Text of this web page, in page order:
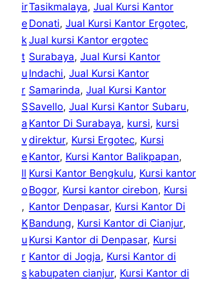
ir
e
k
t
u
r
S
a
v
e
ll
o
K
u
r
s
Tasikmalaya, Jual Kursi Kantor
Donati, Jual Kursi Kantor Ergotec
Jual kursi Kantor ergotec
Surabaya, Jual Kursi Kantor
Indachi, Jual Kursi Kantor
Samarinda, Jual Kursi Kantor
Savello, Jual Kursi Kantor Subaru
Kantor Di Surabaya, kursi, kursi
direktur, Kursi Ergotec, Kursi
Kantor, Kursi Kantor Balikpapan
Kursi Kantor Bengkulu, Kursi kantor
Bogor, Kursi kantor cirebon, Kursi
Kantor Denpasar, Kursi Kantor Di
Bandung, Kursi Kantor di Cianjur
Kursi Kantor di Denpasar, Kursi
Kantor di Jogja, Kursi Kantor di
kabupaten cianjur, Kursi Kantor di